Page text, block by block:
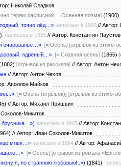
Николай Сладков
терем расписной..., Осенняя поэма] (1900)
точно лёд…» написано в 1900 // Автор:
, написано в 1935 // Автор: Константин
очарованье…» [= Осень] [отрывок из
ядрёный…» [= Славная осень] (1865)
[отрывок из рассказа] // Автор: Антон
// Автор: Антон Чехов
Аполлон Майков
[= Осень (отрывок)] [отрывок из
// Автор: Михаил Пришвин
Микитов
брусника…») написано в 1905 // Автор:
// Автор: Иван Соколов-Микитов
млея…» написано в 1864 // Автор:
[= Осень] [отрывок из романа
я, но странною любовью!..») (1841) ,